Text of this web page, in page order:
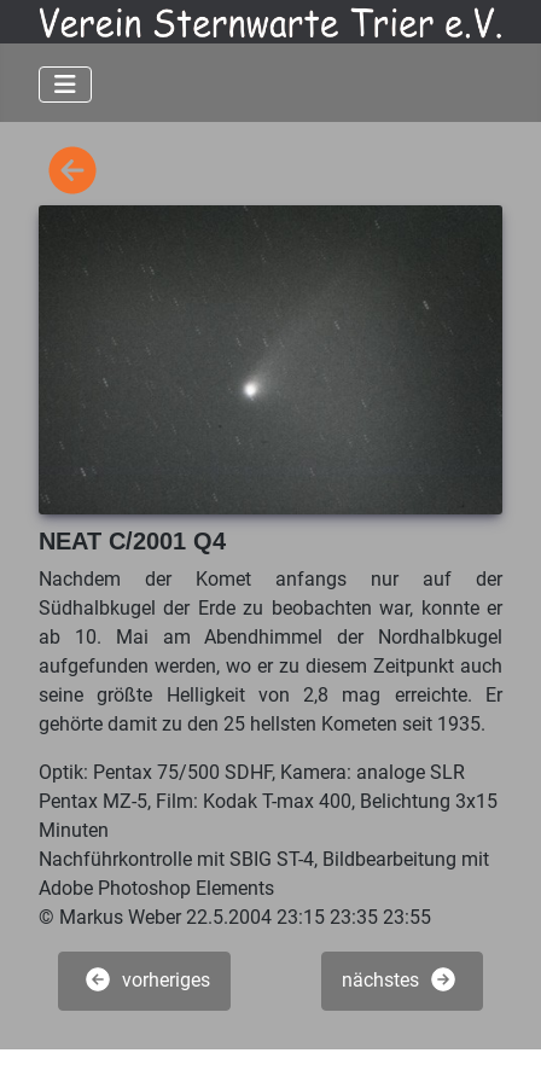
NEAT C/2001 Q4
Nachdem der Komet anfangs nur auf der
Südhalbkugel der Erde zu beobachten war, konnte er
ab 10. Mai am Abendhimmel der Nordhalbkugel
aufgefunden werden, wo er zu diesem Zeitpunkt auch
seine größte Helligkeit von 2,8 mag erreichte. Er
gehörte damit zu den 25 hellsten Kometen seit 1935.
Optik: Pentax 75/500 SDHF, Kamera: analoge SLR
Pentax MZ-5, Film: Kodak T-max 400, Belichtung 3x15
Minuten
Nachführkontrolle mit SBIG ST-4, Bildbearbeitung mit
Adobe Photoshop Elements
© Markus Weber 22.5.2004 23:15 23:35 23:55
vorheriges nächstes